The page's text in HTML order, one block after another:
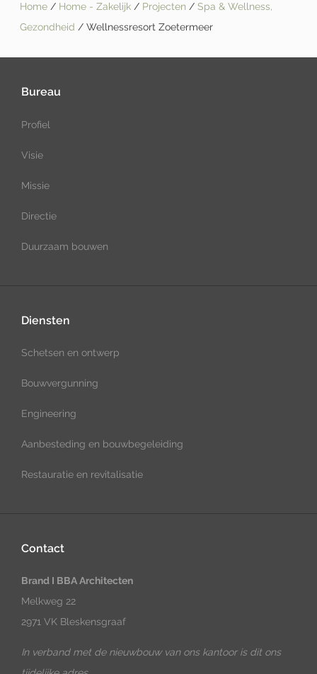
Home / Home - Zakelijk / Projecten / Spa & Wellness,
Gezondheid / Wellnessresort Zoetermeer
Bureau
Profiel
Visie
Missie
Directie
Duurzaam bouwen
Diensten
Schetsen en ontwerp
Bouwvergunning
Engineering
Aanbesteding en bouwbegeleiding
Restauratie en revitalisatie
Contact
Brand I BBA Architecten
Melkweg 22
2971 VK Bleskensgraaf
In verband met de nieuwbouw van ons kantoor is dit ons